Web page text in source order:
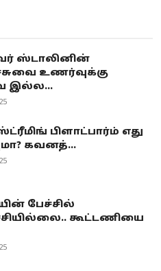
ஸ்டாலினின்
உணர்வுக்கு
இல்ல...
பிளாட்பார்ம் எது
கவனத்...
பேச்சில்
கூட்டணியை